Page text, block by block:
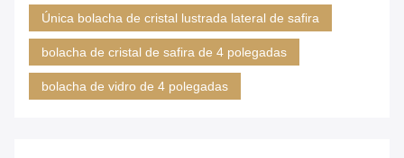
Única bolacha de cristal lustrada lateral de safira
bolacha de cristal de safira de 4 polegadas
bolacha de vidro de 4 polegadas